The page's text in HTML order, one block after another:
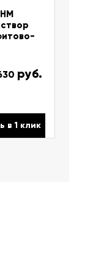
руб.
в 1 клик